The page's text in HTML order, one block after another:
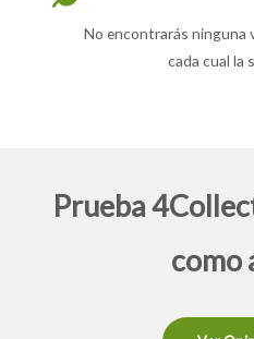
No encontrarás ninguna
cada cual la
Prueba
como